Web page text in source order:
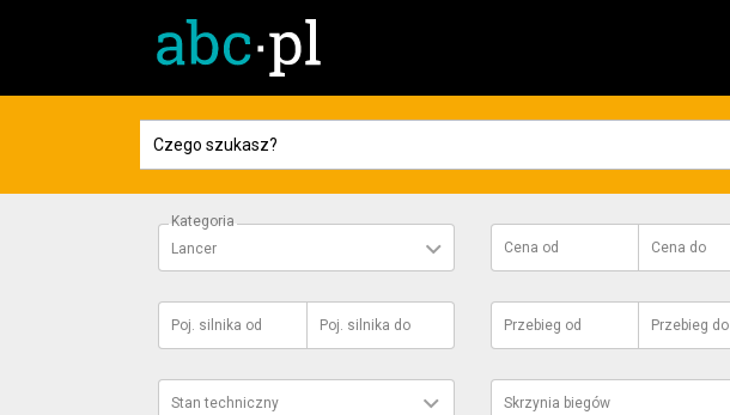
Kategoria
Lancer
Cena od Cena do
Poj. silnika od Poj. silnika do Przebieg od Przebieg do
Stan techniczny Skrzynia biegów